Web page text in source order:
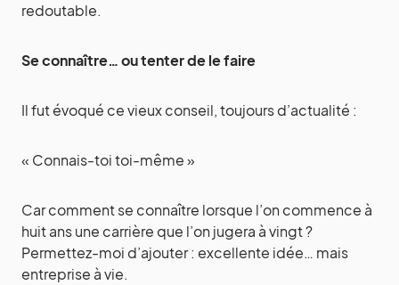
redoutable.
Se connaître… ou tenter de le faire
Il fut évoqué ce vieux conseil, toujours d’actualité :
« Connais-toi toi-même »
Car comment se connaître lorsque l’on commence à
huit ans une carrière que l’on jugera à vingt ?
Permettez-moi d’ajouter : excellente idée… mais
entreprise à vie.